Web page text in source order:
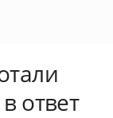
ответ